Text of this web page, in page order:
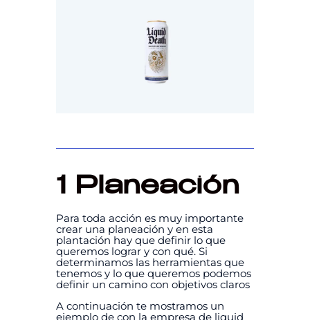
1 Planeación
Para toda acción es muy importante
crear una planeación y en esta
plantación hay que definir lo que
queremos lograr y con qué. Si
determinamos las herramientas que
tenemos y lo que queremos podemos
definir un camino con objetivos claros
A continuación te mostramos un
ejemplo de con la empresa de liquid